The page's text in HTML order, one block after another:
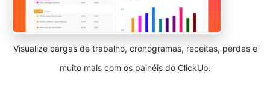
Visualize cargas de trabalho, cronogramas, receitas, perdas e
muito mais com os painéis do ClickUp.